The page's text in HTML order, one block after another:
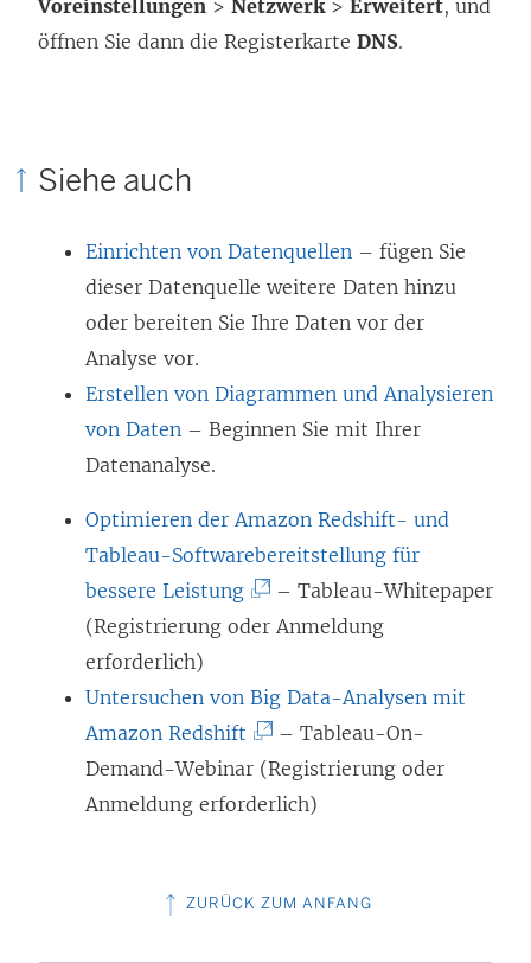
Voreinstellungen > Netzwerk> Erweitert, und
öffnen Sie dann die Registerkarte DNS.
Siehe auch
Einrichten von Datenquellen – fügen Sie
dieser Datenquelle weitere Daten hinzu
oder bereiten Sie Ihre Daten vor der
Analyse vor.
Erstellen von Diagrammen und Analysieren
von Daten – Beginnen Sie mit Ihrer
Datenanalyse.
Optimieren der Amazon Redshift- und
Tableau-Softwarebereitstellung für
bessere Leistung(
L
n
k
w
i
i
– Tableau-Whitepaper
(Registrierung oder Anmeldung
erforderlich)
Untersuchen von Big Data-Analysen mit
Amazon Redshift
L
i
w
– Tableau-On-
Demand-Webinar (Registrierung oder
Anmeldung erforderlich)
ZURÜCK ZUM ANFANG